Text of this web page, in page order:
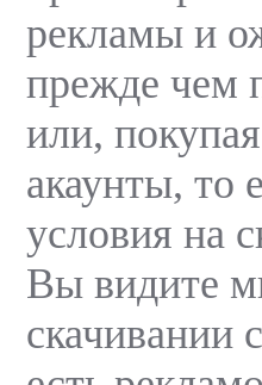
рекламы и
прежде чем
или,
акаунты, то
условия на
Вы видите
скачивании